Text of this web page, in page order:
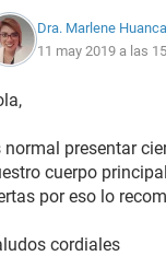
Dra. Marlene
11 may 2019 a las
normal presentar
cuerpo
por eso lo
cordiales